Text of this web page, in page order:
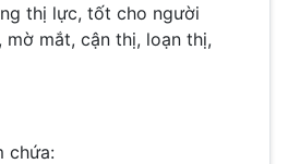
thị lực, tốt cho người
mờ mắt, cận thị, loạn thị,
chứa: